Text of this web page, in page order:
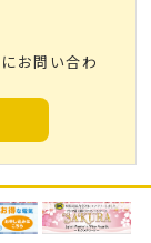
お問い合わ